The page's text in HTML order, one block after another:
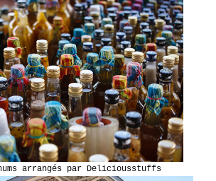
arrangés par Deliciousstuffs